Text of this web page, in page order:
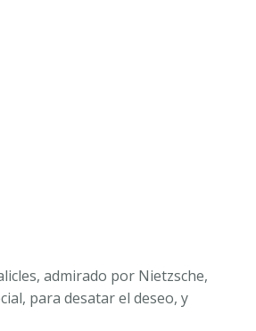
admirado por Nietzsche,
para desatar el deseo, y